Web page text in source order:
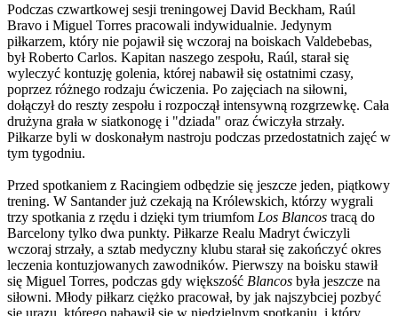
Podczas czwartkowej sesji treningowej David Beckham, Raúl
Bravo i Miguel Torres pracowali indywidualnie. Jedynym
piłkarzem, który nie pojawił się wczoraj na boiskach Valdebebas,
był Roberto Carlos. Kapitan naszego zespołu, Raúl, starał się
wyleczyć kontuzję golenia, której nabawił się ostatnimi czasy,
poprzez różnego rodzaju ćwiczenia. Po zajęciach na siłowni,
dołączył do reszty zespołu i rozpoczął intensywną rozgrzewkę. Cała
drużyna grała w siatkonogę i "dziada" oraz ćwiczyła strzały.
Piłkarze byli w doskonałym nastroju podczas przedostatnich zajęć w
tym tygodniu.
Przed spotkaniem z Racingiem odbędzie się jeszcze jeden, piątkowy
trening. W Santander już czekają na Królewskich, którzy wygrali
trzy spotkania z rzędu i dzięki tym triumfom Los Blancos tracą do
Barcelony tylko dwa punkty. Piłkarze Realu Madryt ćwiczyli
wczoraj strzały, a sztab medyczny klubu starał się zakończyć okres
leczenia kontuzjowanych zawodników. Pierwszy na boisku stawił
się Miguel Torres, podczas gdy większość Blancos była jeszcze na
siłowni. Młody piłkarz ciężko pracował, by jak najszybciej pozbyć
się urazu, którego nabawił się w niedzielnym spotkaniu, i który